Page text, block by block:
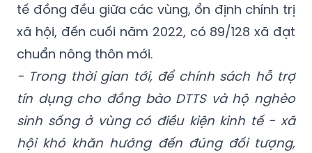
tế đồng đều giữa các vùng, ổn định chính trị
xã hội, đến cuối năm 2022, có 89/128 xã đạt
chuẩn nông thôn mới.
- Trong thời gian tới, để chính sách hỗ trợ
tín dụng cho đồng bào DTTS và hộ nghèo
sinh sống ở vùng có điều kiện kinh tế - xã
hội khó khăn hướng đến đúng đối tượng,